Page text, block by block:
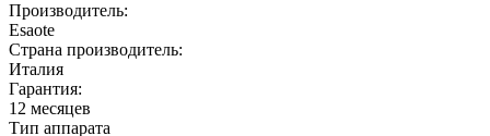
Производитель:
Esaote
Страна производитель:
Италия
Гарантия:
12 месяцев
Тип аппарата